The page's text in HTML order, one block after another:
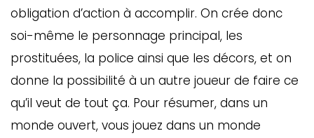
obligation d’action à accomplir. On crée donc
soi-même le personnage principal, les
prostituées, la police ainsi que les décors, et on
donne la possibilité à un autre joueur de faire ce
qu’il veut de tout ça. Pour résumer, dans un
monde ouvert, vous jouez dans un monde